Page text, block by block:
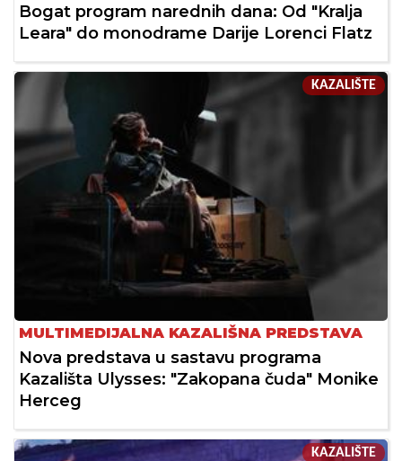
Bogat program narednih dana: Od "Kralja
Leara" do monodrame Darije Lorenci Flatz
KAZALIŠTE
MULTIMEDIJALNA KAZALIŠNA PREDSTAVA
Nova predstava u sastavu programa
Kazališta Ulysses: "Zakopana čuda" Monike
Herceg
KAZALIŠTE